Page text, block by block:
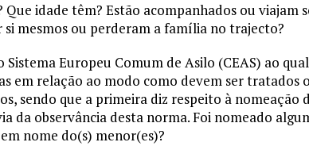
Que idade têm? Estão acompanhados ou viajam
si mesmos ou perderam a família no trajecto?
Sistema Europeu Comum de Asilo (CEAS) ao
em relação ao modo como devem ser tratados
sendo que a primeira diz respeito à
da observância desta norma. Foi nomeado
nome do(s) menor(es)?